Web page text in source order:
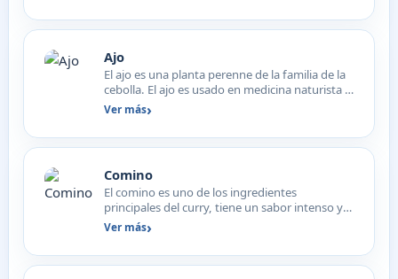
Ajo
El ajo es una planta perenne de la familia de la
cebolla. El ajo es usado en medicina naturista y
tiene u…
Ver más
Comino
El comino es uno de los ingredientes
principales del curry, tiene un sabor intenso y
ligeramente amargo q…
Ver más